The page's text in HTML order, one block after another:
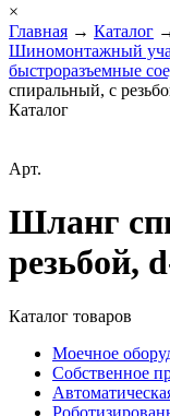
×
Главная → Каталог
Шиномонтажный
быстроразъемные
спиральный, с
Каталог
Арт.
Шланг
резьбой,
Каталог товаров
Моечное
Собственное